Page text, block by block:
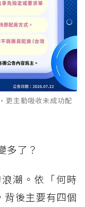
更主動吸收未成功配
多了？
潮。依「何時
後主要有四個